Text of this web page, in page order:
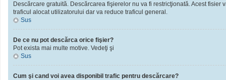
Descărcare gratuită. Descărcarea fişierelor nu va fi restricţionată. Acest
traficul alocat utilizatorului dar va reduce traficul general.
Sus
De ce nu pot descărca orice fişier?
Pot exista mai multe motive. Vedeţi şi
Sus
Cum şi cand voi avea disponibil trafic pentru descărcare?